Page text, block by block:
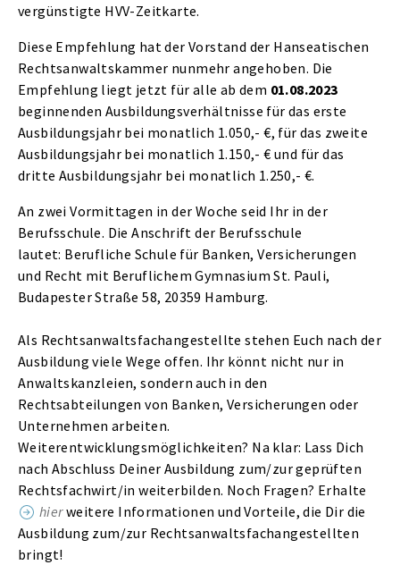
vergünstigte HVV-Zeitkarte.
Diese Empfehlung hat der Vorstand der Hanseatischen
Rechtsanwaltskammer nunmehr angehoben. Die
Empfehlung liegt jetzt für alle ab dem 01.08.2023
beginnenden Ausbildungsverhältnisse für das erste
Ausbildungsjahr bei monatlich 1.050,- €, für das zweite
Ausbildungsjahr bei monatlich 1.150,- € und für das
dritte Ausbildungsjahr bei monatlich 1.250,- €.
An zwei Vormittagen in der Woche seid Ihr in der
Berufsschule. Die Anschrift der Berufsschule
lautet: Berufliche Schule für Banken, Versicherungen
und Recht mit Beruflichem Gymnasium St. Pauli,
Budapester Straße 58, 20359 Hamburg.
Als Rechtsanwaltsfachangestellte stehen Euch nach der
Ausbildung viele Wege offen. Ihr könnt nicht nur in
Anwaltskanzleien, sondern auch in den
Rechtsabteilungen von Banken, Versicherungen oder
Unternehmen arbeiten.
Weiterentwicklungsmöglichkeiten? Na klar: Lass Dich
nach Abschluss Deiner Ausbildung zum/zur geprüften
Rechtsfachwirt/in weiterbilden. Noch Fragen? Erhalte
hierweitere Informationen und Vorteile, die Dir die
Ausbildung zum/zur Rechtsanwaltsfachangestellten
bringt!